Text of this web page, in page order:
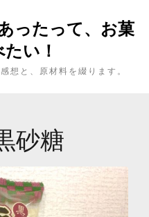
ったって、お菓
い！
想と、原材料を綴ります。
砂糖